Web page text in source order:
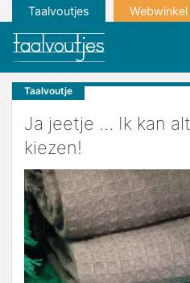
Taalvoutjes Webwinkel
Taalvoutje
Ja jeetje … Ik kan
kiezen!